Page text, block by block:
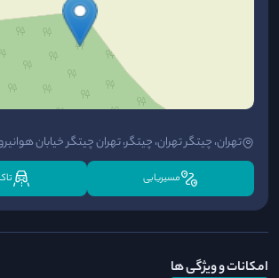
تهران، چیتگر تهران، چیتگر، تهران چیتگر خیابان
مسیریابی
امکانات و ویژگی ها